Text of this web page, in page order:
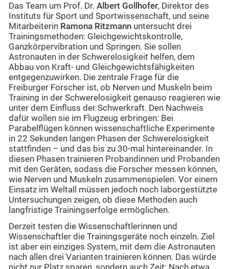
Das Team um Prof. Dr. Albert Gollhofer, Direktor des
Instituts für Sport und Sportwissenschaft, und seine
Mitarbeiterin Ramona Ritzmann untersucht drei
Trainingsmethoden: Gleichgewichtskontrolle,
Ganzkörpervibration und Springen. Sie sollen
Astronauten in der Schwerelosigkeit helfen, dem
Abbau von Kraft- und Gleichgewichtsfähigkeiten
entgegenzuwirken. Die zentrale Frage für die
Freiburger Forscher ist, ob Nerven und Muskeln beim
Training in der Schwerelosigkeit genauso reagieren wie
unter dem Einfluss der Schwerkraft. Den Nachweis
dafür wollen sie im Flugzeug erbringen: Bei
Parabelflügen können wissenschaftliche Experimente
in 22 Sekunden langen Phasen der Schwerelosigkeit
stattfinden – und das bis zu 30-mal hintereinander. In
diesen Phasen trainieren Probandinnen und Probanden
mit den Geräten, sodass die Forscher messen können,
wie Nerven und Muskeln zusammenspielen. Vor einem
Einsatz im Weltall müssen jedoch noch laborgestützte
Untersuchungen zeigen, ob diese Methoden auch
langfristige Trainingserfolge ermöglichen.
Derzeit testen die Wissenschaftlerinnen und
Wissenschaftler die Trainingsgeräte noch einzeln. Ziel
ist aber ein einziges System, mit dem die Astronauten
nach allen drei Varianten trainieren können. Das würde